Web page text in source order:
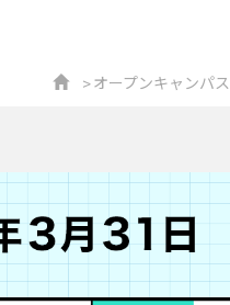
オープンキャンパス